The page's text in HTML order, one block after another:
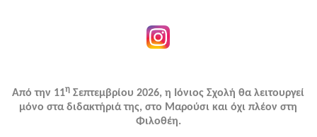
Από την 11η Σεπτεμβρίου 2026, η Ιόνιος Σχολή θα λειτουργεί
μόνο στα διδακτήριά της, στο Μαρούσι και όχι πλέον στη
Φιλοθέη.